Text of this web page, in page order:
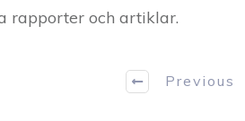
rapporter och artiklar.
Previous